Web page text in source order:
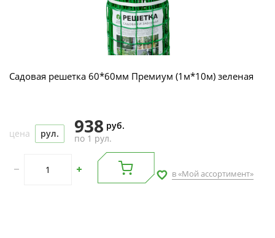
Садовая решетка 60*60мм Премиум (1м*10м) зеленая
цена рул. 938 руб.
по 1 рул.
в «Мой ассортимент»